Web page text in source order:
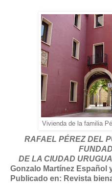
Vivienda de la familia
RAFAEL PÉREZ DEL
DE LA CIUDAD
Gonzalo Martínez Español
Publicado en: Revista